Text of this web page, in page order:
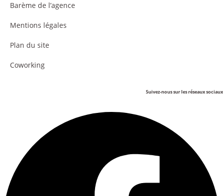
Barème de l’agence
Mentions légales
Plan du site
Coworking
Suivez-nous sur les réseaux sociaux